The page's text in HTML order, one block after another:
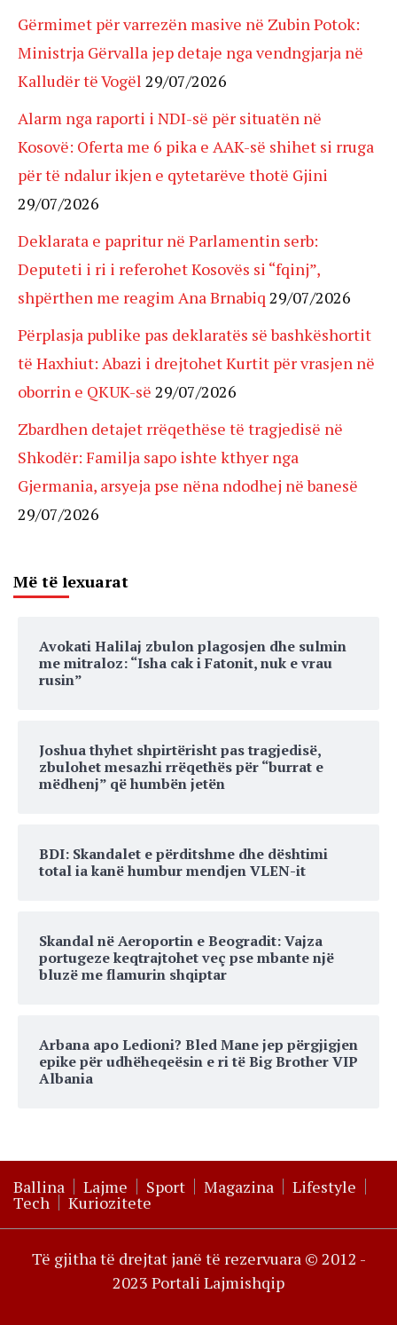
Gërmimet për varrezën masive në Zubin Potok:
Ministrja Gërvalla jep detaje nga vendngjarja në
Kalludër të Vogël 29/07/2026
Alarm nga raporti i NDI-së për situatën në
Kosovë: Oferta me 6 pika e AAK-së shihet si rruga
për të ndalur ikjen e qytetarëve thotë Gjini
29/07/2026
Deklarata e papritur në Parlamentin serb:
Deputeti i ri i referohet Kosovës si “fqinj”,
shpërthen me reagim Ana Brnabiq 29/07/2026
Përplasja publike pas deklaratës së bashkëshortit
të Haxhiut: Abazi i drejtohet Kurtit për vrasjen në
oborrin e QKUK-së 29/07/2026
Zbardhen detajet rrëqethëse të tragjedisë në
Shkodër: Familja sapo ishte kthyer nga
Gjermania, arsyeja pse nëna ndodhej në banesë
29/07/2026
Më të lexuarat
Avokati Halilaj zbulon plagosjen dhe sulmin
me mitraloz: “Isha cak i Fatonit, nuk e vrau
rusin”
Joshua thyhet shpirtërisht pas tragjedisë,
zbulohet mesazhi rrëqethës për “burrat e
mëdhenj” që humbën jetën
BDI: Skandalet e përditshme dhe dështimi
total ia kanë humbur mendjen VLEN-it
Skandal në Aeroportin e Beogradit: Vajza
portugeze keqtrajtohet veç pse mbante një
bluzë me flamurin shqiptar
Arbana apo Ledioni? Bled Mane jep përgjigjen
epike për udhëheqeësin e ri të Big Brother VIP
Albania
Ballina Lajme Sport Magazina Lifestyle
Tech Kuriozitete
Të gjitha të drejtat janë të rezervuara © 2012 -
2023 Portali Lajmishqip